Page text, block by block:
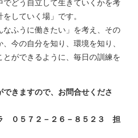
でどう自立して生きていくかを考
していく場」です。
なふうに働きたい」を考え、その
今の自分を知り、環境を知り、
とができるように、毎日の訓練を
できますので、お問合せくださ
０５７２－２６－８５２３ 担